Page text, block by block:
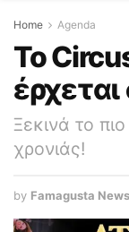
Home Agenda
Το
Ξεκινά το
χρονιάς!
by Famagusta News